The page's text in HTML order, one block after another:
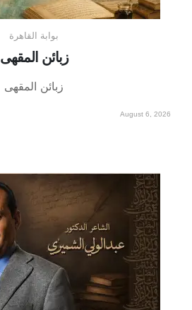
بوابة القاهرة
زبائن المقهى
زبائن المقهى
August 6, 2026